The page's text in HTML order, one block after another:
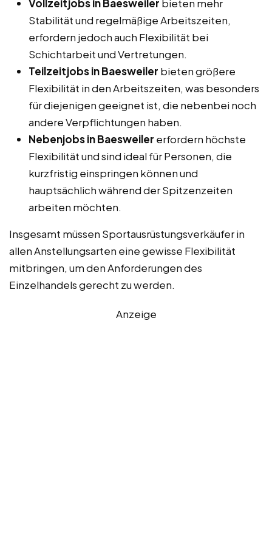
Vollzeitjobs in Baesweiler bieten mehr
Stabilität und regelmäßige Arbeitszeiten,
erfordern jedoch auch Flexibilität bei
Schichtarbeit und Vertretungen.
Teilzeitjobs in Baesweiler bieten größere
Flexibilität in den Arbeitszeiten, was besonders
für diejenigen geeignet ist, die nebenbei noch
andere Verpflichtungen haben.
Nebenjobs in Baesweiler erfordern höchste
Flexibilität und sind ideal für Personen, die
kurzfristig einspringen können und
hauptsächlich während der Spitzenzeiten
arbeiten möchten.
Insgesamt müssen Sportausrüstungsverkäufer in
allen Anstellungsarten eine gewisse Flexibilität
mitbringen, um den Anforderungen des
Einzelhandels gerecht zu werden.
Anzeige